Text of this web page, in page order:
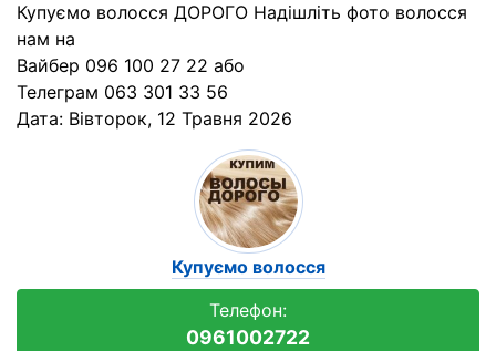
Купуємо волосся ДОРОГО Надішліть фото волосся
нам на
Вайбер 096 100 27 22 або
Телеграм 063 301 33 56
Дата: Вівторок, 12 Травня 2026
Купуємо волосся
Телефон:
0961002722